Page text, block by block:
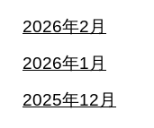
2026年2月
2026年1月
2025年12月